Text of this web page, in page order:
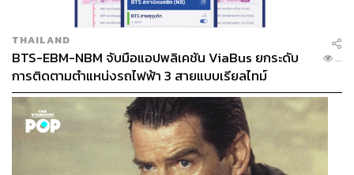
แทนที่จะชวนเพื่อนไปใช้เงินแก้เครียด สุดท้ายแล้วคนที่ได้ใช้
เงินกลับกลายเป็นตัวจูเนียร์เสียเอง (ฮา) ไอเท็มโปรดที่เขาสอย
มาได้ก็คือ French Work Jacket(หรือ Chore Jacket) แจ็ค
เก็ตสไตล์เวิร์กแวร์เรียบเท่สุดคลาสสิกในตำนานที่มีพื้นฐาน
มาจากเครื่องแบบของแรงงานฝรั่งเศสในยุคอดีต รูปทรงจะ
THAILAND
BTS-EBM-NBM จับมือแอปพลิเคชัน ViaBus ยกระดับ
การติดตามตำแหน่งรถไฟฟ้า 3 สายแบบเรียลไทม์
...